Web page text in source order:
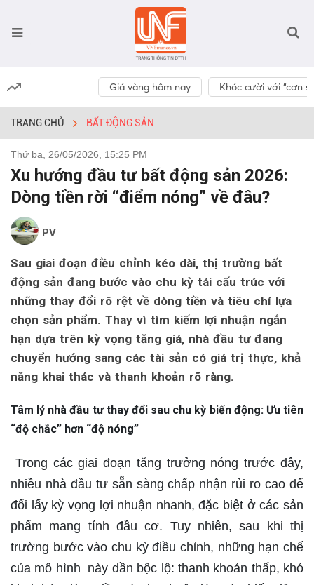
Giá vàng hôm nay Khóc cười với “cơn
TRANG CHỦ BẤT ĐỘNG SẢN
Thứ ba, 26/05/2026, 15:25 PM
Xu hướng đầu tư bất động sản 2026:
Dòng tiền rời “điểm nóng” về đâu?
PV
Sau giai đoạn điều chỉnh kéo dài, thị trường bất
động sản đang bước vào chu kỳ tái cấu trúc với
những thay đổi rõ rệt về dòng tiền và tiêu chí lựa
chọn sản phẩm. Thay vì tìm kiếm lợi nhuận ngắn
hạn dựa trên kỳ vọng tăng giá, nhà đầu tư đang
chuyển hướng sang các tài sản có giá trị thực, khả
năng khai thác và thanh khoản rõ ràng.
Tâm lý nhà đầu tư thay đổi sau chu kỳ biến động: Ưu tiên
“độ chắc” hơn “độ nóng”
Trong các giai đoạn tăng trưởng nóng trước đây,
nhiều nhà đầu tư sẵn sàng chấp nhận rủi ro cao để
đổi lấy kỳ vọng lợi nhuận nhanh, đặc biệt ở các sản
phẩm mang tính đầu cơ. Tuy nhiên, sau khi thị
trường bước vào chu kỳ điều chỉnh, những hạn chế
của mô hình này dần bộc lộ: thanh khoản thấp, khó